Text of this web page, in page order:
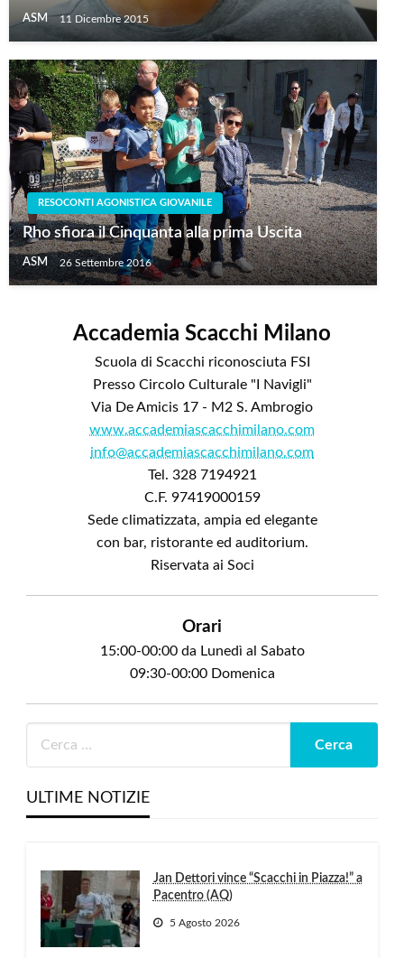
ASM 11 Dicembre 2015
RESOCONTI AGONISTICA GIOVANILE
Rho sfiora il Cinquanta alla prima Uscita
ASM 26 Settembre 2016
Accademia Scacchi Milano
Scuola di Scacchi riconosciuta FSI
Presso Circolo Culturale "I Navigli"
Via De Amicis 17 - M2 S. Ambrogio
www.accademiascacchimilano.com
info@accademiascacchimilano.com
Tel. 328 7194921
C.F. 97419000159
Sede climatizzata, ampia ed elegante
con bar, ristorante ed auditorium.
Riservata ai Soci
Orari
15:00-00:00 da Lunedì al Sabato
09:30-00:00 Domenica
ULTIME NOTIZIE
Jan Dettori vince “Scacchi in Piazza!” a
Pacentro (AQ)
5 Agosto 2026